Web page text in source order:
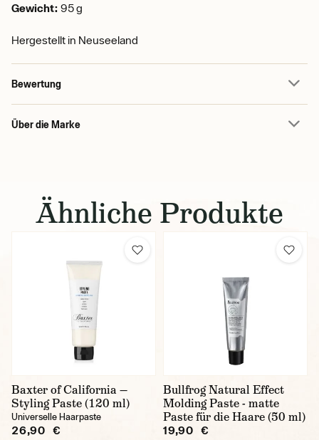
Gewicht: 95 g
Hergestellt in Neuseeland
Bewertung
Über die Marke
Ähnliche Produkte
Baxter of California —
Styling Paste (120 ml)
Universelle Haarpaste
26,90 €
Bullfrog Natural Effect
Molding Paste - matte
Paste für die Haare (50 ml)
19,90 €